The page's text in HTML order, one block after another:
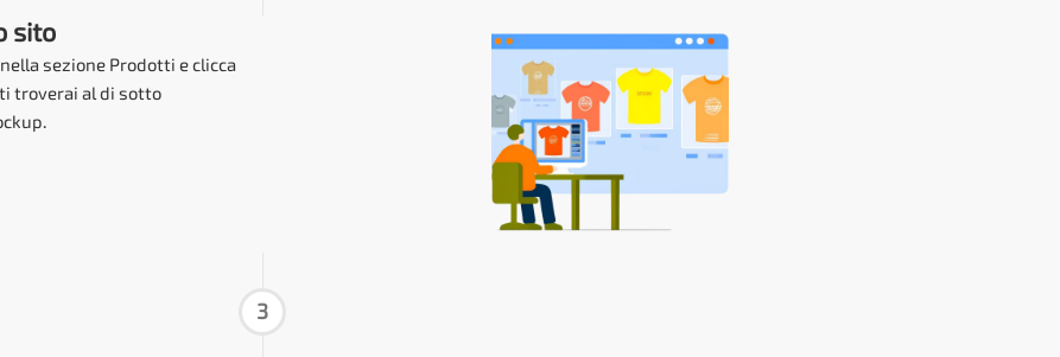
sito
sezione Prodotti e clicca
troverai al di sotto
3